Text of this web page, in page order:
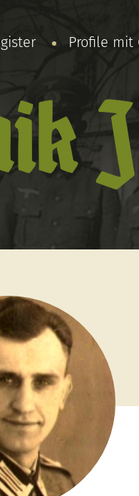
Profile mit